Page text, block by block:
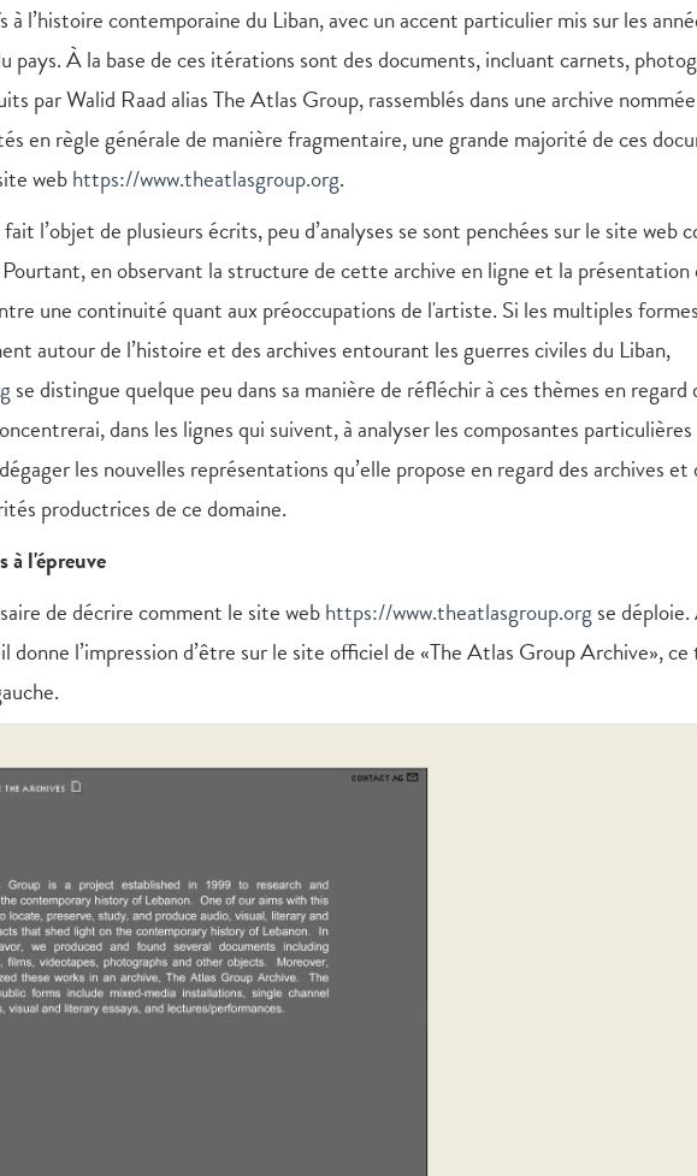
l’histoire contemporaine du Liban, avec un accent particulier mis sur les
pays. À la base de ces itérations sont des documents, incluant carnets,
par Walid Raad alias The Atlas Group, rassemblés dans une archive
en règle générale de manière fragmentaire, une grande majorité de ces
webhttps://www.theatlasgroup.org.
l’objet de plusieurs écrits, peu d’analyses se sont penchées sur le site web
en observant la structure de cette archive en ligne et la présentation
une continuité quant aux préoccupations de l'artiste. Si les multiples
autour de l’histoire et des archives entourant les guerres civiles du Liban,
se distingue quelque peu dans sa manière de réfléchir à ces thèmes en regard
dans les lignes qui suivent, à analyser les composantes
les nouvelles représentations qu’elle propose en regard des archives et
productrices de ce domaine.
l'épreuve
de décrire comment le site webhttps://www.theatlasgroup.org se
donne l’impression d’être sur le site officiel de «The Atlas Group Archive»,